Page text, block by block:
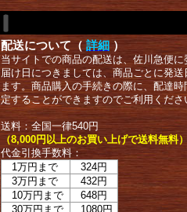
配送について（ 詳細 ）
当サイトでの商品の配送は、佐川急便
届け日につきましては、商品ごとに発
ます。商品購入の手続きの際に、配達
定することができますのでご利用くださ
送料：全国一律540円
（8,000円以上のお買い上げで送料無料
代金引換手数料：
1万円まで
324円
3万円まで
432円
10万円まで
648円
30万円まで
1080円